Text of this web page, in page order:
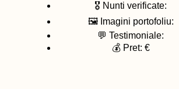
🎖️ Nunti verificate:
🖼️ Imagini portofoliu:
💬 Testimoniale:
💰 Pret: €